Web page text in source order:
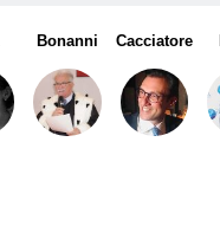
Consigli Risparmio
Bonanni Cacciatore